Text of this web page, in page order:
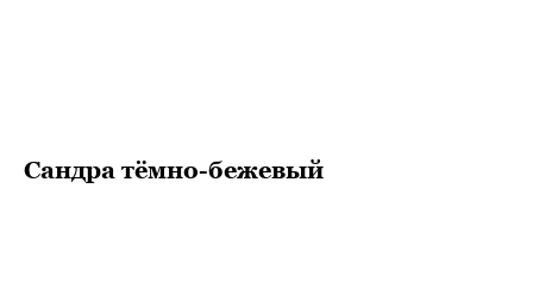
Сандра тёмно-бежевый